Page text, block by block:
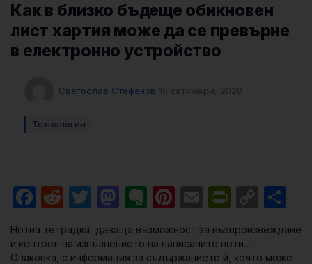
Как в близко бъдеще обикновен
лист хартия може да се превърне
в електронно устройство
Светослав Стефанов 15 октомври, 2020
Технологии
Facebook
RedditTwitter
Mastodon
Evernote
Pinterest
Email
Нотна тетрадка, даваща възможност за възпроизвеждане
и контрол на изпълнението на написаните ноти…
Опаковка, с информация за съдържанието ѝ, която може